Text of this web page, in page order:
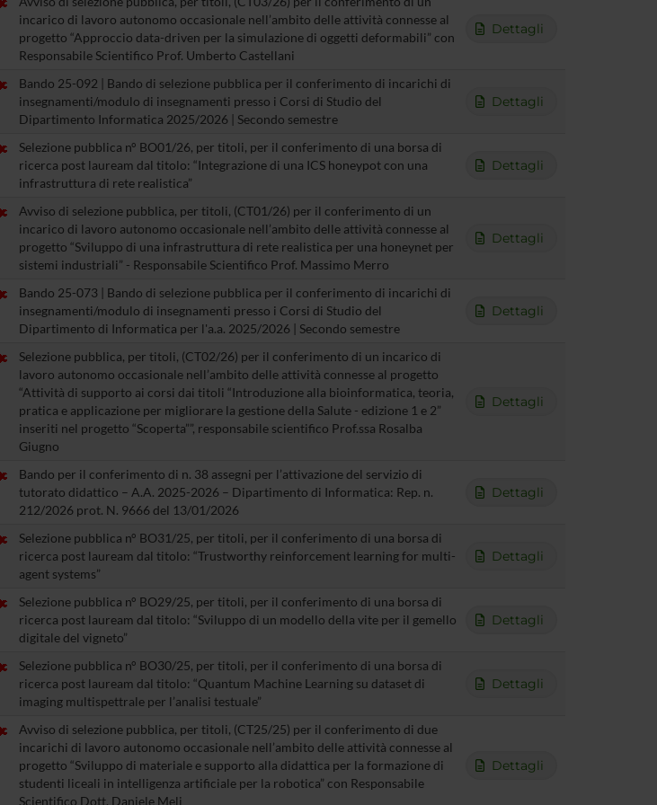
incarico di lavoro autonomo occasionale nell’ambito delle attività connesse al
progetto “Approccio data-driven per la simulazione di oggetti deformabili” con
Responsabile Scientifico Prof. Umberto Castellani
Dettagli
Bando 25-092 | Bando di selezione pubblica per il conferimento di incarichi di
insegnamenti/modulo di insegnamenti presso i Corsi di Studio del
Dipartimento Informatica 2025/2026 | Secondo semestre
Dettagli
Selezione pubblica n° BO01/26, per titoli, per il conferimento di una borsa di
ricerca post lauream dal titolo: “Integrazione di una ICS honeypot con una
infrastruttura di rete realistica”
Dettagli
Avviso di selezione pubblica, per titoli, (CT01/26) per il conferimento di un
incarico di lavoro autonomo occasionale nell’ambito delle attività connesse al
progetto “Sviluppo di una infrastruttura di rete realistica per una honeynet per
sistemi industriali” - Responsabile Scientifico Prof. Massimo Merro
Dettagli
Bando 25-073 | Bando di selezione pubblica per il conferimento di incarichi di
insegnamenti/modulo di insegnamenti presso i Corsi di Studio del
Dipartimento di Informatica per l'a.a. 2025/2026 | Secondo semestre
Dettagli
Selezione pubblica, per titoli, (CT02/26) per il conferimento di un incarico di
lavoro autonomo occasionale nell’ambito delle attività connesse al progetto
“Attività di supporto ai corsi dai titoli “Introduzione alla bioinformatica, teoria,
pratica e applicazione per migliorare la gestione della Salute - edizione 1 e 2”
inseriti nel progetto “Scoperta””, responsabile scientifico Prof.ssa Rosalba
Giugno
Dettagli
Bando per il conferimento di n. 38 assegni per l’attivazione del servizio di
tutorato didattico – A.A. 2025-2026 – Dipartimento di Informatica: Rep. n.
212/2026 prot. N. 9666 del 13/01/2026
Dettagli
Selezione pubblica n° BO31/25, per titoli, per il conferimento di una borsa di
ricerca post lauream dal titolo: “Trustworthy reinforcement learning for multi-
agent systems”
Dettagli
Selezione pubblica n° BO29/25, per titoli, per il conferimento di una borsa di
ricerca post lauream dal titolo: “Sviluppo di un modello della vite per il gemello
digitale del vigneto”
Dettagli
Selezione pubblica n° BO30/25, per titoli, per il conferimento di una borsa di
ricerca post lauream dal titolo: “Quantum Machine Learning su dataset di
imaging multispettrale per l’analisi testuale”
Dettagli
Avviso di selezione pubblica, per titoli, (CT25/25) per il conferimento di due
incarichi di lavoro autonomo occasionale nell’ambito delle attività connesse al
progetto “Sviluppo di materiale e supporto alla didattica per la formazione di
studenti liceali in intelligenza artificiale per la robotica” con Responsabile
Scientifico Dott. Daniele Meli
Dettagli